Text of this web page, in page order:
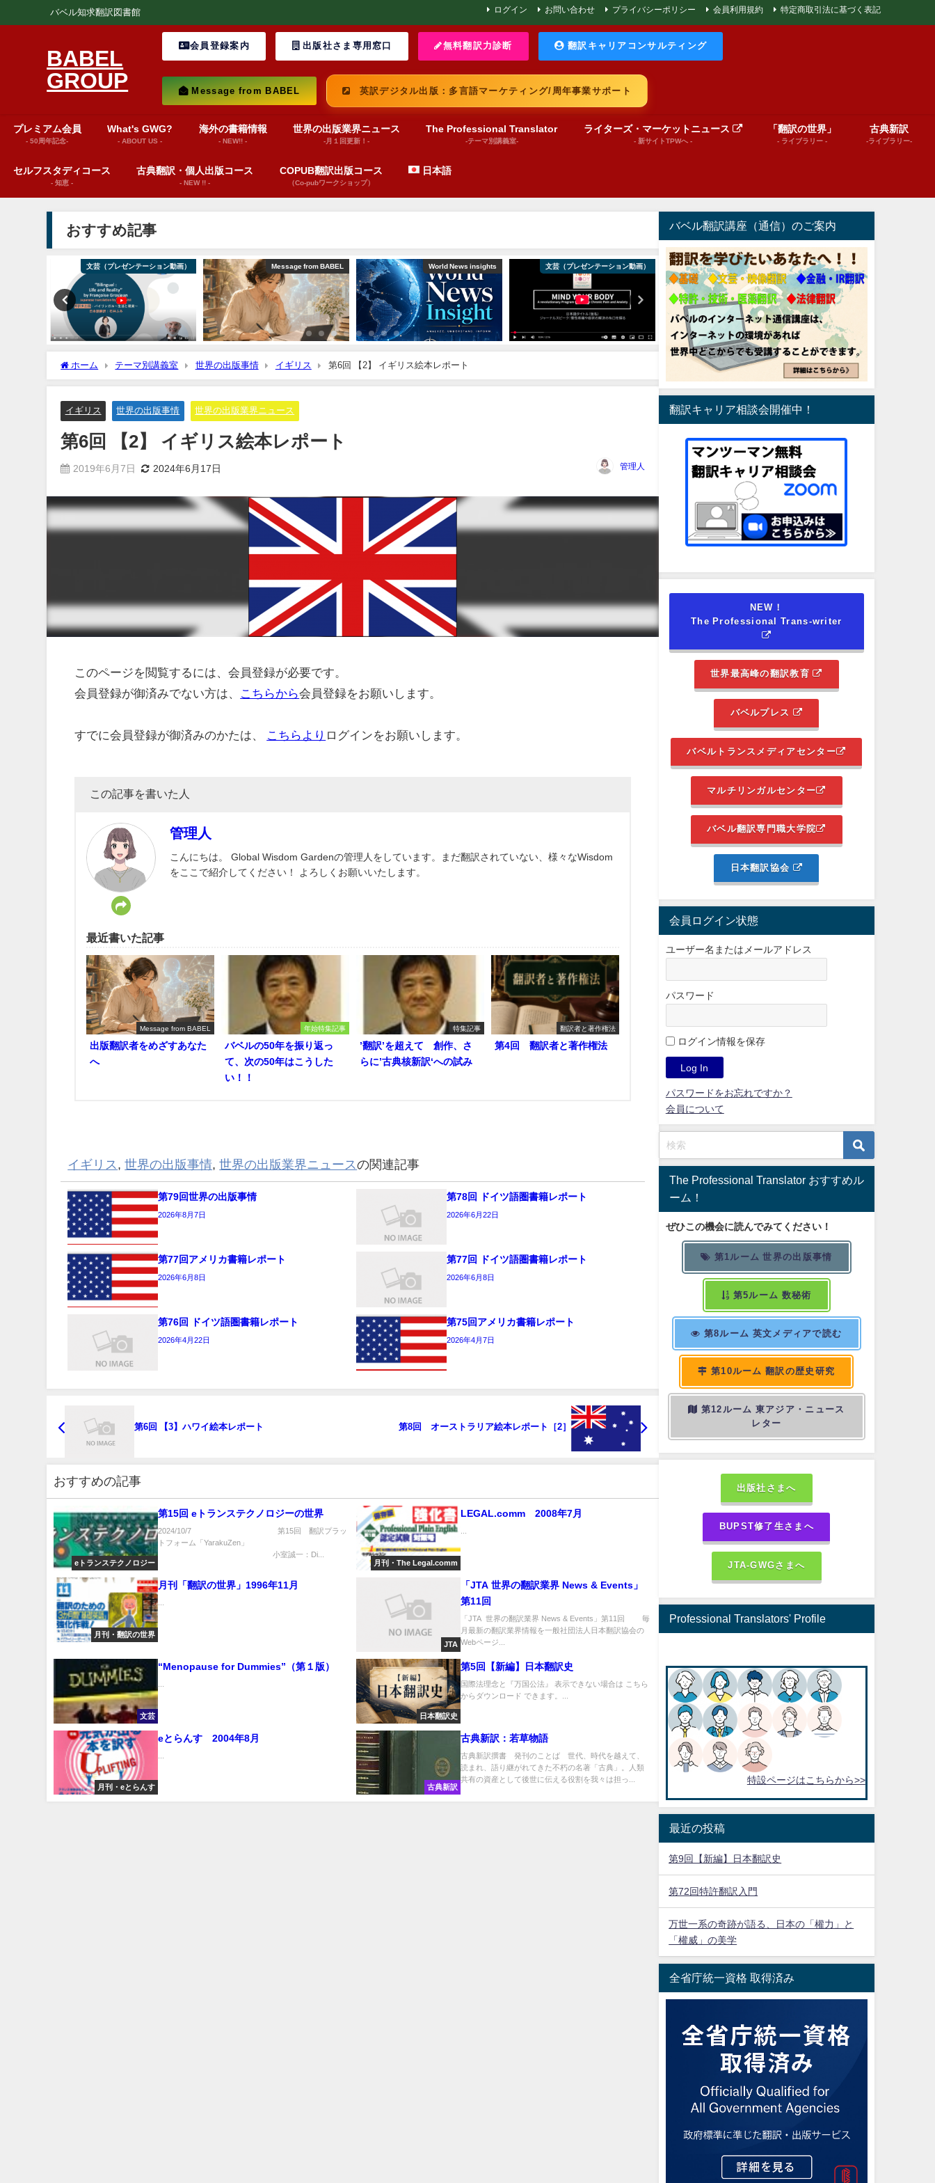
バベル知求翻訳図書館 ログイン お問い合わせ プライバシーポリシー 会員利用規約 特定商取引法に基づく表記
BABEL
GROUP
会員登録案内 出版社さま専用窓口 無料翻訳力診断 翻訳キャリアコンサルティング
Message from BABEL 英訳デジタル出版：多言語マーケティング/周年事業サポート
プレミアム会員
- 50周年記念-
What's GWG?
- ABOUT US -
海外の書籍情報
- NEW!! -
世界の出版業界ニュース
-月１回更新！-
The Professional Translator
-テーマ別講義室-
ライターズ・マーケットニュース
- 新サイトTPWへ -
「翻訳の世界」
- ライブラリー -
古典新訳
-ライブラリー-
セルフスタディコース
- 知恵 -
古典翻訳・個人出版コース
- NEW !! -
COPUB翻訳出版コース
（Co-pubワークショップ）
日本語
おすすめ記事
文芸（プレゼンテーション動画） Message from BABEL World News insights 文芸（プレゼンテーション動画） 巻頭言
ホーム テーマ別講義室 世界の出版事情 イギリス 第6回 【2】 イギリス絵本レポート
イギリス 世界の出版事情 世界の出版業界ニュース
第6回 【2】 イギリス絵本レポート
2019年6月7日 2024年6月17日 管理人
このページを閲覧するには、会員登録が必要です。
会員登録が御済みでない方は、
こちらから会員登録をお願いします。
すでに会員登録が御済みのかたは、 こちらより ログインをお願いします。
この記事を書いた人
管理人
こんにちは。 Global Wisdom Gardenの管理人をしています。まだ翻訳されていない、様々なWisdom
をここで紹介してください！ よろしくお願いいたします。
最近書いた記事
Message from BABEL
出版翻訳者をめざすあなた
へ
年始特集記事
バベルの50年を振り返っ
て、次の50年はこうした
い！！
特集記事
’翻訳’を超えて 創作、さ
らに’古典核新訳‘への試み
翻訳者と著作権法
第4回 翻訳者と著作権法
イギリス ,世界の出版事情,世界の出版業界ニュースの関連記事
第79回世界の出版事情
2026年8月7日
第78回 ドイツ語圏書籍レポート
2026年6月22日
第77回アメリカ書籍レポート
2026年6月8日
第77回 ドイツ語圏書籍レポート
2026年6月8日
第76回 ドイツ語圏書籍レポート
2026年4月22日
第75回アメリカ書籍レポート
2026年4月7日
第6回 【3】ハワイ絵本レポート 第8回 オーストラリア絵本レポート［2］
おすすめの記事
eトランステクノロジー
第15回 eトランステクノロジーの世界
2024/10/7 第15回 翻訳プラッ
トフォーム「YarakuZen」
小室誠一：Di...
月刊・The Legal.comm
LEGAL.comm 2008年7月
...
月刊・翻訳の世界
月刊「翻訳の世界」1996年11月
JTA
「JTA 世界の翻訳業界 News & Events」
第11回
「JTA 世界の翻訳業界 News & Events」第11回 毎
月最新の翻訳業界情報を一般社団法人日本翻訳協会の
Webページ...
文芸
“Menopause for Dummies”（第１版）
日本翻訳史
第5回【新編】日本翻訳史
国際法理念と『万国公法』 表示できない場合は こちら
からダウンロード できます。...
月刊・eとらんす
eとらんす 2004年8月
古典新訳
古典新訳：若草物語
古典新訳撰書 発刊のことば 世代、時代を越えて、
読まれ、語り継がれてきた不朽の名著「古典」。人類
共有の資産として後世に伝える役割を我々は担っ...
バベル翻訳講座（通信）のご案内
翻訳キャリア相談会開催中！
NEW！
The Professional Trans-writer
世界最高峰の翻訳教育
バベルプレス
バベルトランスメディアセンター
マルチリンガルセンター
バベル翻訳専門職大学院
日本翻訳協会
会員ログイン状態
ユーザー名またはメールアドレス
パスワード
ログイン情報を保存
パスワードをお忘れですか？
会員について
The Professional Translator おすすめル
ーム！
ぜひこの機会に読んでみてください！
第1ルーム 世界の出版事情
第5ルーム 数秘術
第8ルーム 英文メディアで読む
第10ルーム 翻訳の歴史研究
第12ルーム 東アジア・ニュース
レター
出版社さまへ
BUPST修了生さまへ
JTA-GWGさまへ
Professional Translators' Profile
特設ページはこちらから>>
最近の投稿
第9回【新編】日本翻訳史
第72回特許翻訳入門
万世一系の奇跡が語る、日本の「權力」と
「權威」の美学
全省庁統一資格 取得済み